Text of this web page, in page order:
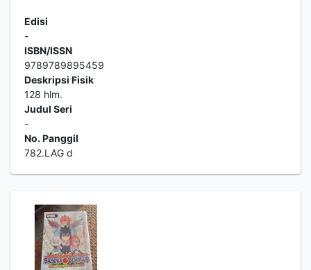
Edisi
-
ISBN/ISSN
9789789895459
Deskripsi Fisik
128 hlm.
Judul Seri
-
No. Panggil
782.LAG d